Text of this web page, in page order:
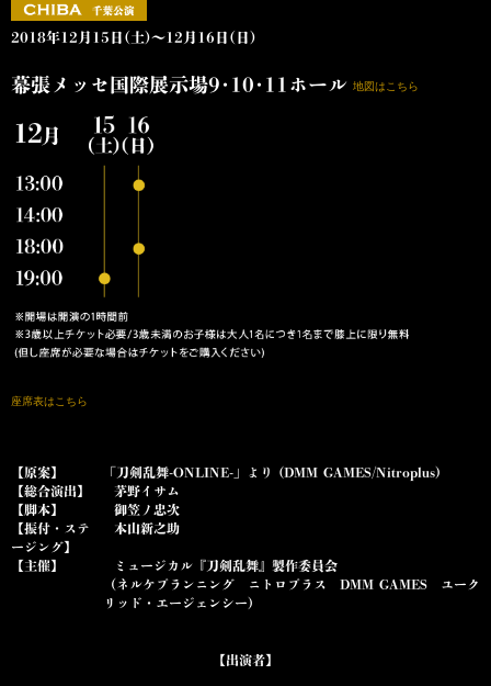
2018年12月15日(土)～12月16日(日)
幕張メッセ国際展示場9･10･11ホール 地図はこちら
座席表はこちら
【原案】
「刀剣乱舞-ONLINE-」より (DMM GAMES/Nitroplus)
【総合演出】
茅野イサム
【脚本】
御笠ノ忠次
【振付・ステ
ージング】
本山新之助
【主催】
ミュージカル『刀剣乱舞』製作委員会
（ネルケプランニング ニトロプラス DMM GAMES ユーク
リッド・エージェンシー）
【出演者】